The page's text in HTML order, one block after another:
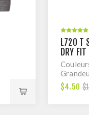
L720 T
DRY FIT
$4.50